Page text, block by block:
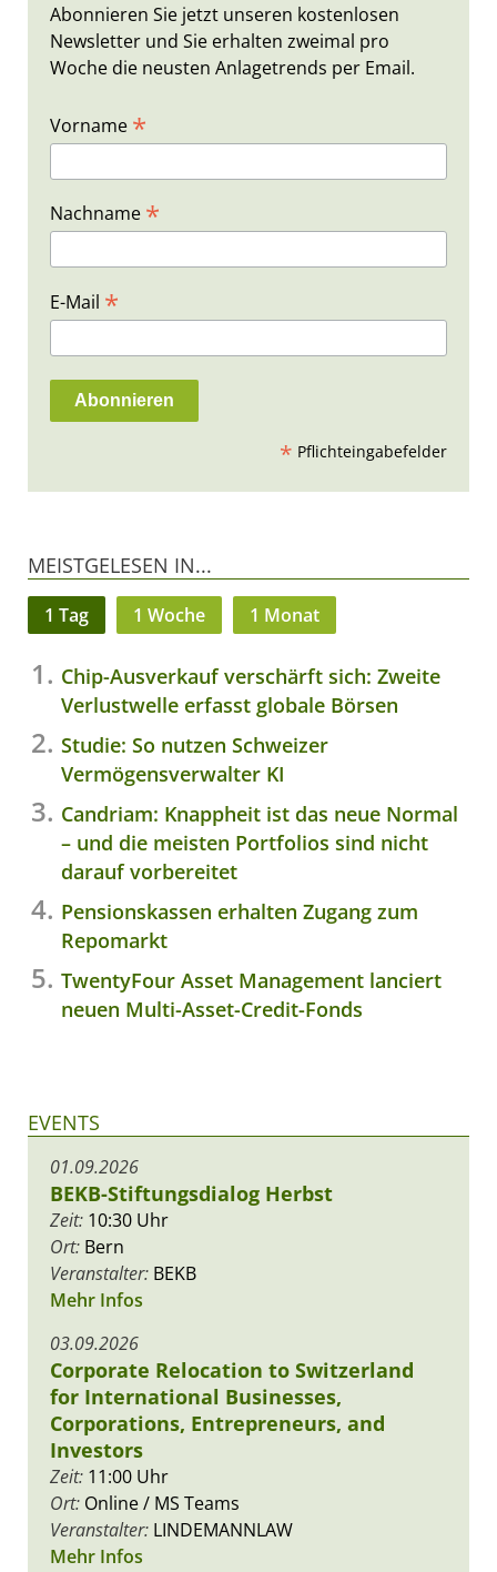
Abonnieren Sie jetzt unseren kostenlosen
Newsletter und Sie erhalten zweimal pro
Woche die neusten Anlagetrends per Email.
Vorname *
Nachname *
E-Mail *
* Pflichteingabefelder
MEISTGELESEN IN...
1 Tag 1 Woche 1 Monat
Chip-Ausverkauf verschärft sich: Zweite
Verlustwelle erfasst globale Börsen
Studie: So nutzen Schweizer
Vermögensverwalter KI
Candriam: Knappheit ist das neue Normal
– und die meisten Portfolios sind nicht
darauf vorbereitet
Pensionskassen erhalten Zugang zum
Repomarkt
TwentyFour Asset Management lanciert
neuen Multi-Asset-Credit-Fonds
EVENTS
01.09.2026
BEKB-Stiftungsdialog Herbst
Zeit: 10:30 Uhr
Ort: Bern
Veranstalter: BEKB
Mehr Infos
03.09.2026
Corporate Relocation to Switzerland
for International Businesses,
Corporations, Entrepreneurs, and
Investors
Zeit: 11:00 Uhr
Ort: Online / MS Teams
Veranstalter: LINDEMANNLAW
Mehr Infos